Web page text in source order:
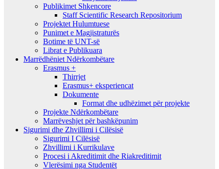
Publikimet Shkencore
Staff Scientific Research Repositorium
Projektet Hulumtuese
Punimet e Magjistraturës
Botime të UNT-së
Librat e Publikuara
Marrëdhëniet Ndërkombëtare
Erasmus +
Thirrjet
Erasmus+ eksperiencat
Dokumente
Format dhe udhëzimet për projekte
Projekte Ndërkombëtare
Marrëveshjet për bashkëpunim
Sigurimi dhe Zhvillimi i Cilësisë
Sigurimi I Cilësisë
Zhvillimi i Kurrikulave
Procesi i Akreditimit dhe Riakreditimit
Vlerësimi nga Studentët